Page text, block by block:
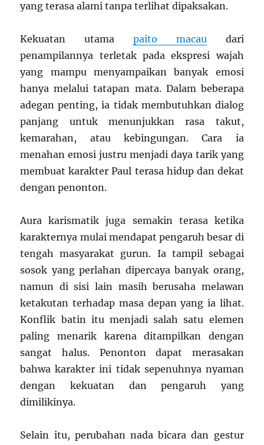
yang terasa alami tanpa terlihat dipaksakan.
Kekuatan utama paito macaudari
penampilannya terletak pada ekspresi wajah
yang mampu menyampaikan banyak emosi
hanya melalui tatapan mata. Dalam beberapa
adegan penting, ia tidak membutuhkan dialog
panjang untuk menunjukkan rasa takut,
kemarahan, atau kebingungan. Cara ia
menahan emosi justru menjadi daya tarik yang
membuat karakter Paul terasa hidup dan dekat
dengan penonton.
Aura karismatik juga semakin terasa ketika
karakternya mulai mendapat pengaruh besar di
tengah masyarakat gurun. Ia tampil sebagai
sosok yang perlahan dipercaya banyak orang,
namun di sisi lain masih berusaha melawan
ketakutan terhadap masa depan yang ia lihat.
Konflik batin itu menjadi salah satu elemen
paling menarik karena ditampilkan dengan
sangat halus. Penonton dapat merasakan
bahwa karakter ini tidak sepenuhnya nyaman
dengan kekuatan dan pengaruh yang
dimilikinya.
Selain itu, perubahan nada bicara dan gestur